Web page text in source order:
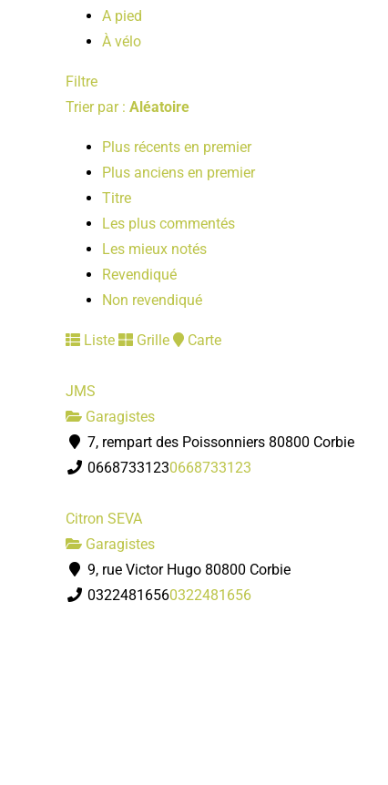
A pied
À vélo
Filtre
Trier par : Aléatoire
Plus récents en premier
Plus anciens en premier
Titre
Les plus commentés
Les mieux notés
Revendiqué
Non revendiqué
Liste Grille Carte
JMS
Garagistes
7, rempart des Poissonniers 80800 Corbie
06687331230668733123
Citron SEVA
Garagistes
9, rue Victor Hugo 80800 Corbie
03224816560322481656